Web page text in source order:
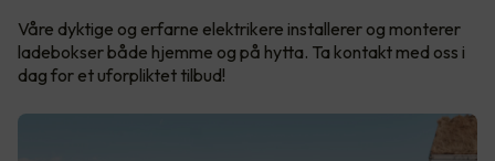
Våre dyktige og erfarne elektrikere installerer og monterer
ladebokser både hjemme og på hytta. Ta kontakt med oss i
dag for et uforpliktet tilbud!